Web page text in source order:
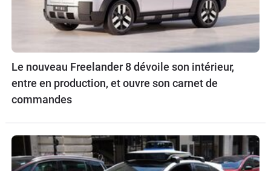
Le nouveau Freelander 8 dévoile son intérieur,
entre en production, et ouvre son carnet de
commandes